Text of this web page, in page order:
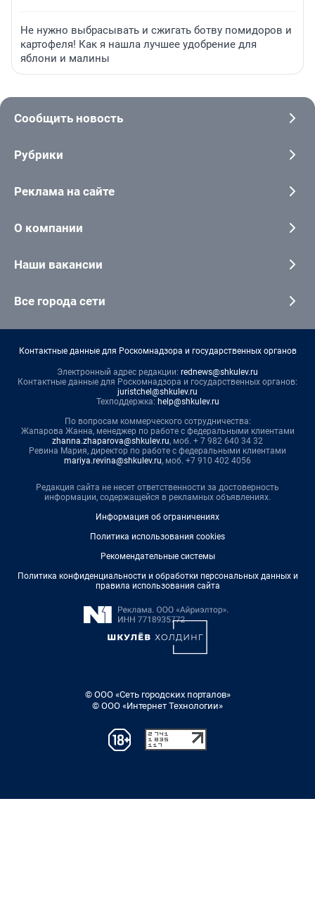
Не нужно выбрасывать и сжигать ботву помидоров и
картофеля! Как я нашла лучшее удобрение для
яблони и малины
Сообщить новость
Рубрики
Реклама на сайте
О компании
Наши вакансии
Все города сети
Контактные данные для Роскомнадзора и государственных органов
Электронный адрес редакции: rednews@shkulev.ru
Контактные данные для Роскомнадзора и государственных органов:
juristchel@shkulev.ru
Техподдержка: help@shkulev.ru
По вопросам коммерческого сотрудничества:
Жапарова Жанна, менеджер по работе с федеральными клиентами
zhanna.zhaparova@shkulev.ru, моб. + 7 982 640 34 32
Ревина Мария, директор по работе с федеральными клиентами
mariya.revina@shkulev.ru, моб. +7 910 402 4056
Редакция сайта не несет ответственности за достоверность
информации, содержащейся в рекламных объявлениях.
Информация об ограничениях
Политика использования cookies
Рекомендательные системы
Политика конфиденциальности и обработки персональных данных и
правила использования сайта
© ООО «Сеть городских порталов»
© ООО «Интернет Технологии»